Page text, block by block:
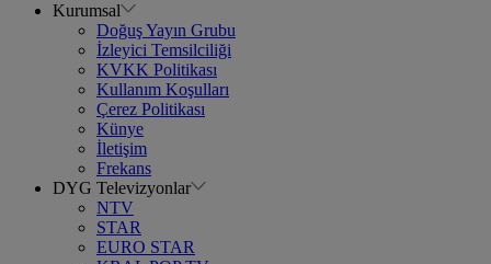
Kurumsal
Doğuş Yayın Grubu
İzleyici Temsilciliği
KVKK Politikası
Kullanım Koşulları
Çerez Politikası
Künye
İletişim
Frekans
DYG Televizyonlar
NTV
STAR
EURO STAR